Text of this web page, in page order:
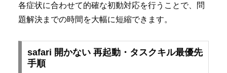
各症状に合わせて的確な初動対応を行うことで、問
題解決までの時間を大幅に短縮できます。
safari 開かない 再起動・タスクキル最優先
手順